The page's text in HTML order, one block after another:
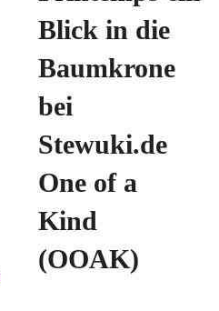
Blick in die
Baumkrone
bei
Stewuki.de
One of a
Kind
(OOAK)